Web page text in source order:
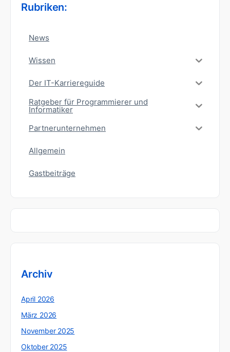
Rubriken:
News
Wissen
Der IT-Karriereguide
Ratgeber für Programmierer und
Informatiker
Partnerunternehmen
Allgemein
Gastbeiträge
Archiv
April 2026
März 2026
November 2025
Oktober 2025